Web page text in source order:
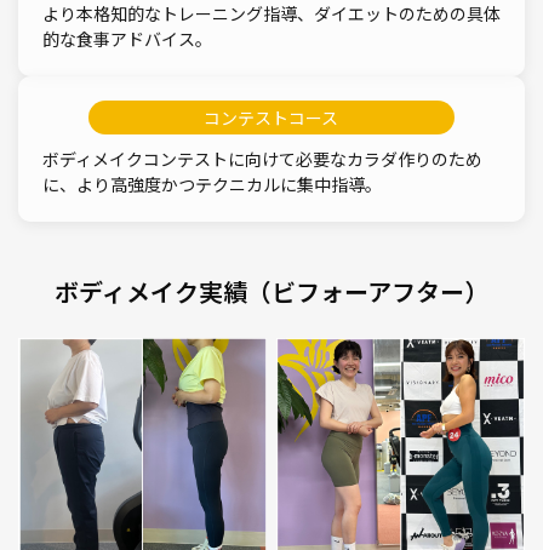
より本格知的なトレーニング指導、ダイエットのための具体
的な食事アドバイス。
コンテストコース
ボディメイクコンテストに向けて必要なカラダ作りのため
に、より高強度かつテクニカルに集中指導。
ボディメイク実績（ビフォーアフター）